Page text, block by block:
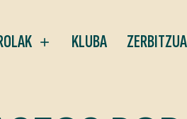
KLUBA